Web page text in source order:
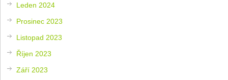
Leden 2024
Prosinec 2023
Listopad 2023
Říjen 2023
Září 2023